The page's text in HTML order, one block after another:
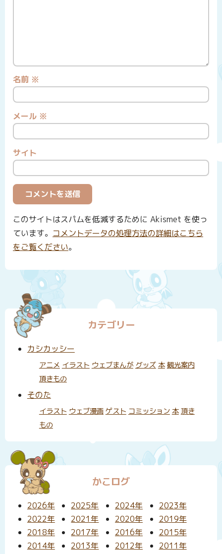
名前 ※
メール ※
サイト
このサイトはスパムを低減するために Akismet を使っ
ています。 コメントデータの処理方法の詳細はこちら
をご覧ください。
カテゴリー
カシカッシー
アニメ イラスト ウェブまんが グッズ 本 観光案内
頂きもの
そのた
イラスト ウェブ漫画 ゲスト コミッション 本 頂き
もの
かこログ
2026年 2025年 2024年
2023年
2022年
2021年 2020年
2019年
2018年
2017年 2016年
2015年
2014年
2013年 2012年
2011年